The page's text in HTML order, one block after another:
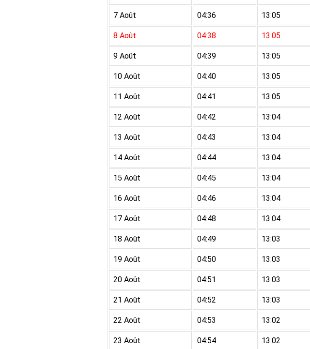
7 Août 04:36 13:05
8 Août 04:38 13:05
9 Août 04:39 13:05
10 Août 04:40 13:05
11 Août 04:41 13:05
12 Août 04:42 13:04
13 Août 04:43 13:04
14 Août 04:44 13:04
15 Août 04:45 13:04
16 Août 04:46 13:04
17 Août 04:48 13:04
18 Août 04:49 13:03
19 Août 04:50 13:03
20 Août 04:51 13:03
21 Août 04:52 13:03
22 Août 04:53 13:02
23 Août 04:54 13:02